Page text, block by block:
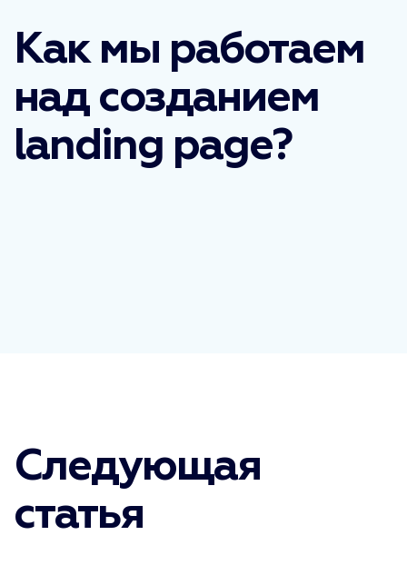
Как мы работаем
над созданием
landing page?
Следующая
статья